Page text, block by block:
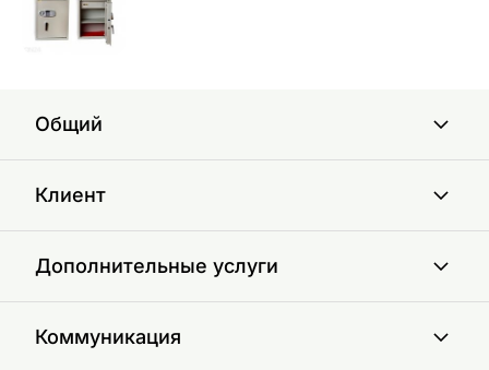
Общий
Клиент
Дополнительные услуги
Коммуникация